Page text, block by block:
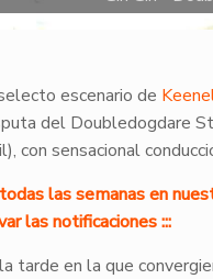
escenario de
del Doubledogdare
con sensacional
las semanas en
las notificaciones :::
tarde en la que